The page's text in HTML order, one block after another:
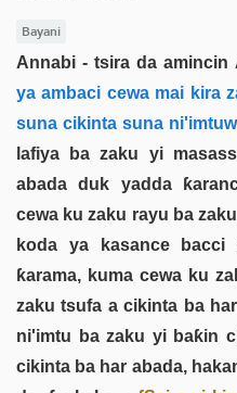
Bayani
Annabi - tsira da amincin
ya ambaci cewa mai kira
suna cikinta suna
lafiya ba zaku yi
abada duk yadda
cewa ku zaku rayu ba
koda ya kasance
ƙarama, kuma cewa ku
zaku tsufa a cikinta ba
ni'imtu ba zaku yi baƙin
cikinta ba har abada,